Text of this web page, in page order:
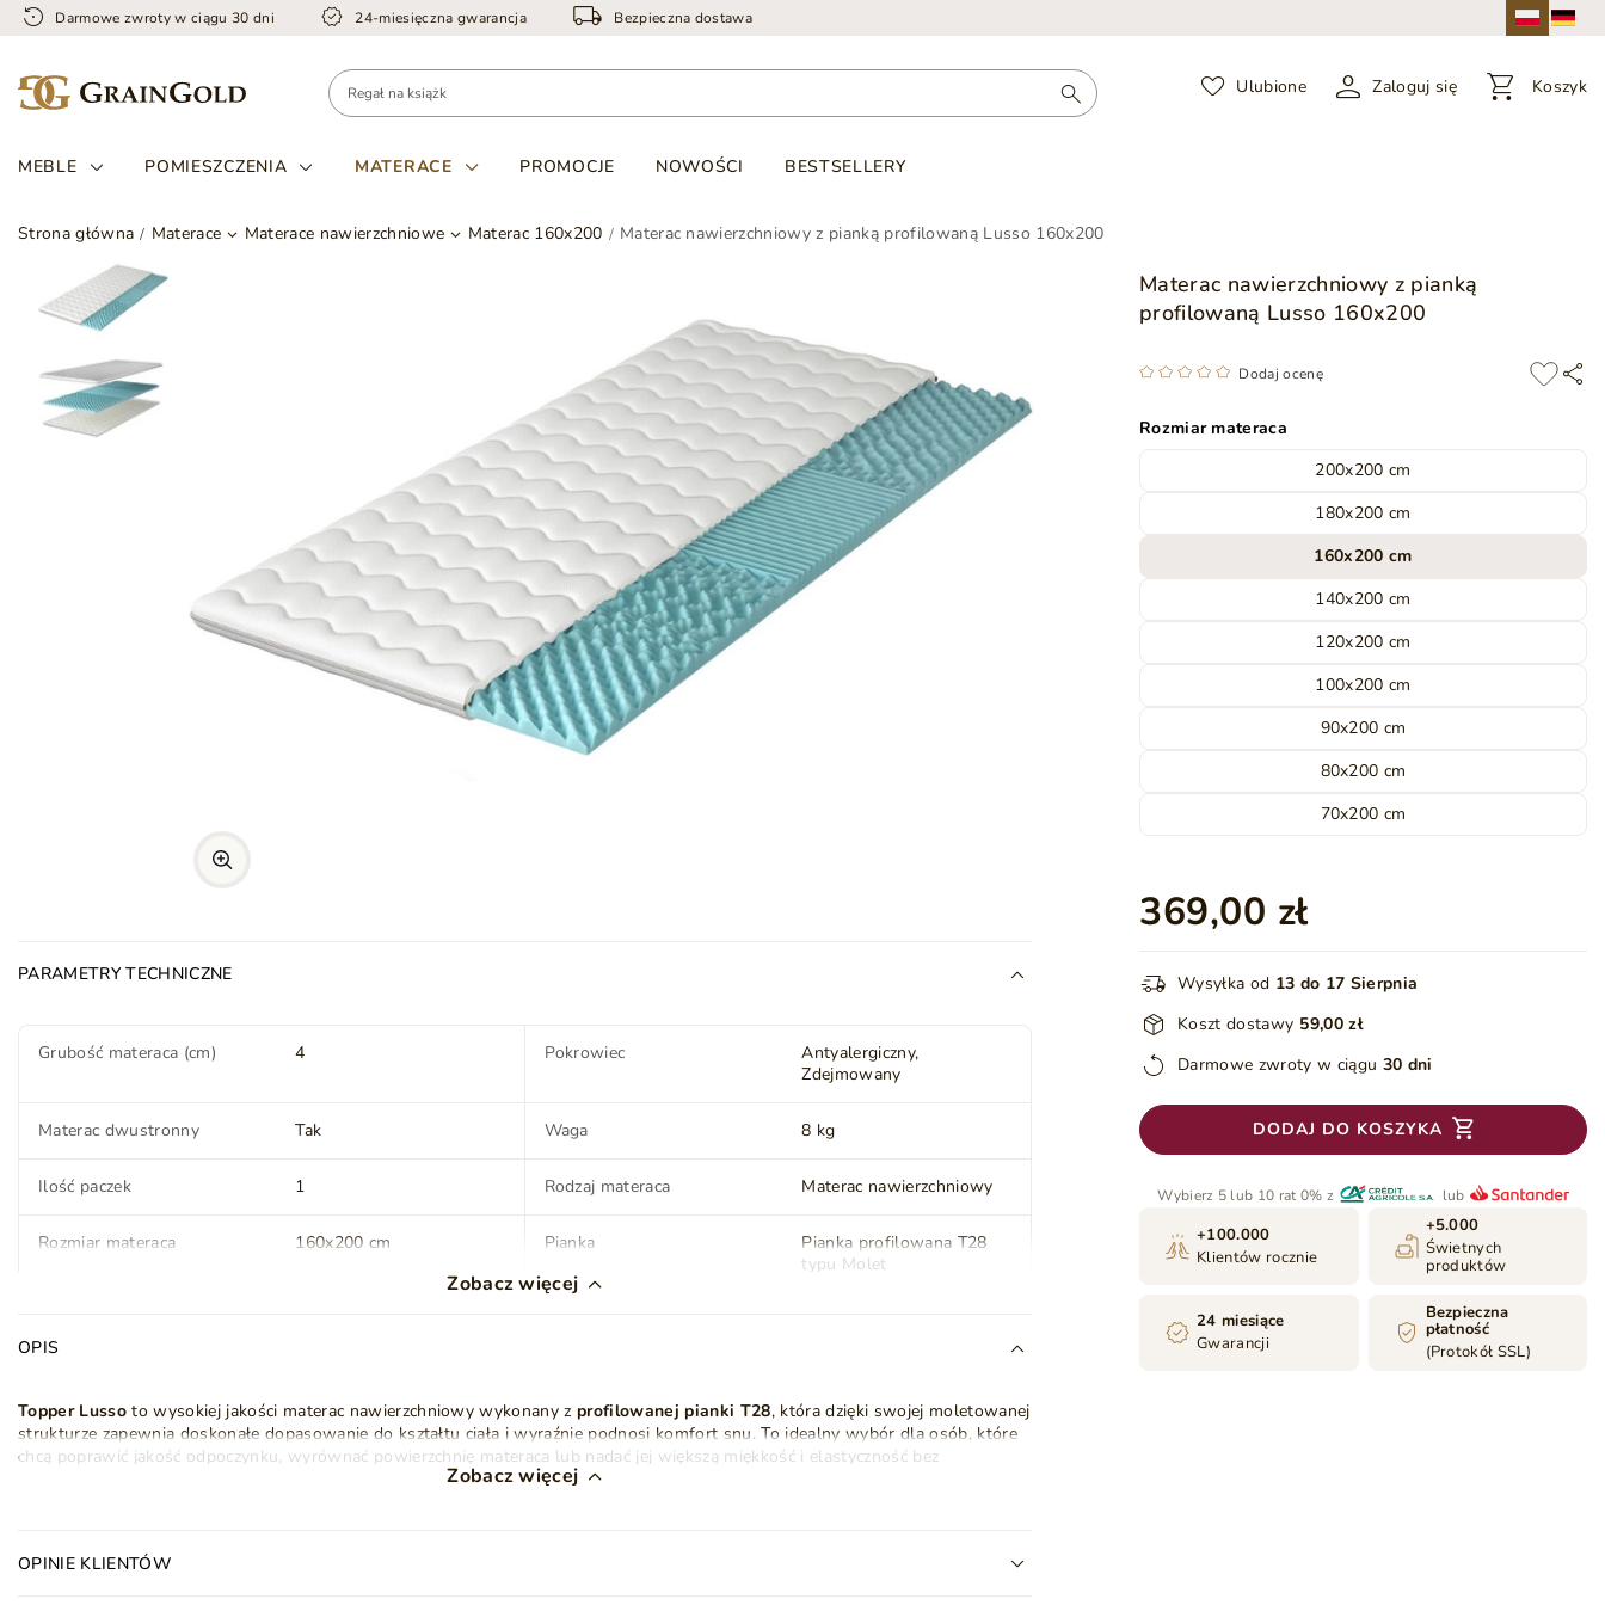
Darmowe zwroty w ciągu 30 dni 24-miesięczna gwarancja Bezpieczna dostawa
Ulubione Zaloguj się Koszyk
MEBLE POMIESZCZENIA MATERACE PROMOCJE NOWOŚCI BESTSELLERY
Strona główna Materace Materace nawierzchniowe Materac 160x200 Materac nawierzchniowy z pianką profilowaną Lusso 160x200
Materac nawierzchniowy z pianką
profilowaną Lusso 160x200
Dodaj ocenę
Rozmiar materaca
200x200 cm
180x200 cm
160x200 cm
140x200 cm
120x200 cm
100x200 cm
90x200 cm
80x200 cm
70x200 cm
369,00 zł
Wysyłka od 13 do 17 Sierpnia
Koszt dostawy 59,00 zł
Darmowe zwroty w ciągu 30 dni
DODAJ DO KOSZYKA
Wybierz 5 lub 10 rat 0% z lub
+100.000
Klientów rocznie
+5.000
Świetnych
produktów
24 miesiące
Gwarancji
Bezpieczna
płatność
(Protokół SSL)
PARAMETRY TECHNICZNE
Grubość materaca (cm) 4 Pokrowiec
Antyalergiczny
Zdejmowany
Materac dwustronny Tak Waga 8 kg
Ilość paczek 1 Rodzaj materaca Materac nawierzchniowy
Rozmiar materaca 160x200 cm Pianka
Pianka profilowana T28
typu Molet
Stan Nowy
Podmiot odpowiedzialny za
GrainGold Sp z o.o.
Gwarancja producenta na 2 lata Symbol5905242968512
Seria LUSSO
Zobacz więcej
OPIS
Topper Lussoto wysokiej jakości materac nawierzchniowy wykonany zprofilowanej pianki T28, która dzięki swojej moletowanej
strukturze zapewnia doskonałe dopasowanie do kształtu ciała i wyraźnie podnosi komfort snu. To idealny wybór dla osób, które
chcą poprawić jakość odpoczynku, wyrównać powierzchnię materaca lub nadać jej większą miękkość i elastyczność bez
napięcie po całym dniu.
Zobacz więcej
OPINIE KLIENTÓW